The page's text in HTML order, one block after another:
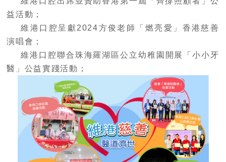
益活動；
維港口腔呈獻2024方俊老師「燃亮愛」香港慈善
演唱會；
維港口腔聯合珠海羅湖區公立幼稚園開展「小小牙
醫」公益實踐活動；